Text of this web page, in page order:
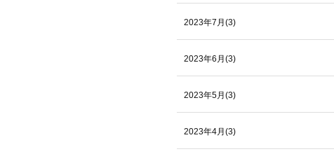
2023年7月(3)
2023年6月(3)
2023年5月(3)
2023年4月(3)